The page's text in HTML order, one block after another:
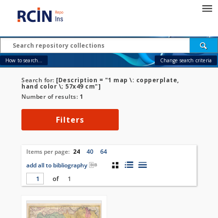
How to search... Change search criteria
Search for: [Description = "1 map \: copperplate,
hand color \; 57x49 cm"]
Number of results: 1
Filters
Items per page: 24 40
64
add all to bibliography
of
1